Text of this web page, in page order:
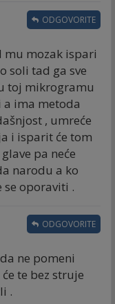
mu mozak ispari
soli tad ga sve
toj mikrogramu
a ima metoda
, umreće
i isparit će tom
pa neće
narodu a ko
se oporaviti .
ODGOVORITE
ne pomeni
te bez struje
.
ODGOVORITE